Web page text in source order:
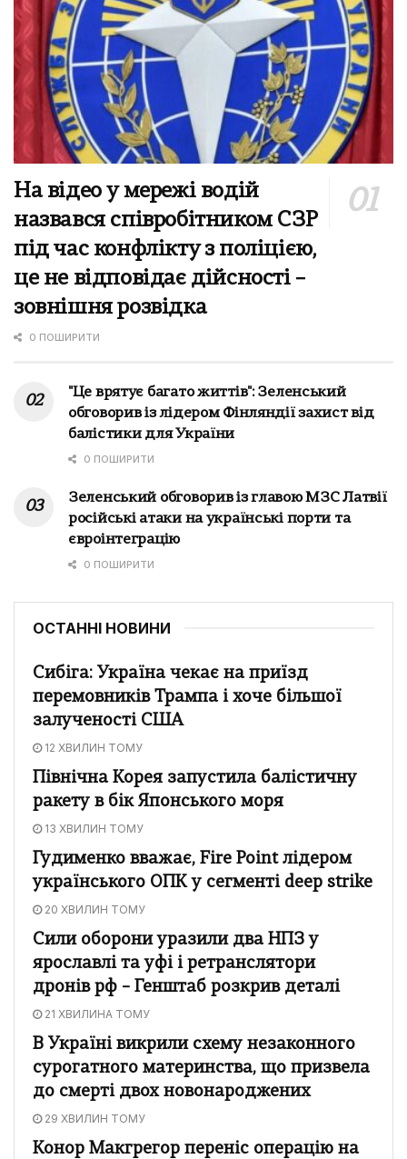
На відео у мережі водій
назвався співробітником СЗР
під час конфлікту з поліцією,
це не відповідає дійсності –
зовнішня розвідка
0 ПОШИРИТИ
"Це врятує багато життів": Зеленський
обговорив із лідером Фінляндії захист від
балістики для України
0 ПОШИРИТИ
Зеленський обговорив із главою МЗС Латвії
російські атаки на українські порти та
євроінтеграцію
0 ПОШИРИТИ
ОСТАННІ НОВИНИ
Сибіга: Україна чекає на приїзд
перемовників Трампа і хоче більшої
залученості США
12 ХВИЛИН ТОМУ
Північна Корея запустила балістичну
ракету в бік Японського моря
13 ХВИЛИН ТОМУ
Гудименко вважає, Fire Point лідером
українського ОПК у сегменті deep strike
20 ХВИЛИН ТОМУ
Сили оборони уразили два НПЗ у
ярославлі та уфі і ретранслятори
дронів рф – Генштаб розкрив деталі
21 ХВИЛИНА ТОМУ
В Україні викрили схему незаконного
сурогатного материнства, що призвела
до смерті двох новонароджених
29 ХВИЛИН ТОМУ
Конор Макгрегор переніс операцію на